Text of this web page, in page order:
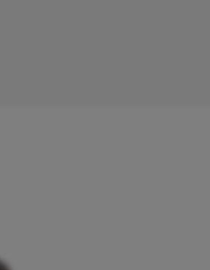
pilarna). Klicka på